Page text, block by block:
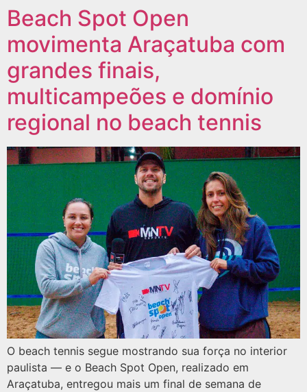
Beach Spot Open
movimenta Araçatuba com
grandes finais,
multicampeões e domínio
regional no beach tennis
O beach tennis segue mostrando sua força no interior
paulista — e o Beach Spot Open, realizado em
Araçatuba, entregou mais um final de semana de